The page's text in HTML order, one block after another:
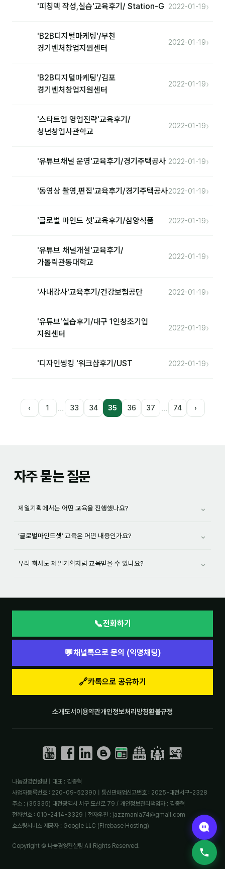
문서자료실
1:1 문의
자주 묻는 질문
'피칭덱 작성,실습'교육후기/ Station-G 2022-01-19›
'B2B디지털마케팅'/부천
경기벤처창업지원센터
2022-01-19›
'B2B디지털마케팅'/김포
경기벤처창업지원센터
2022-01-19›
'스타트업 영업전략'교육후기/
청년창업사관학교
2022-01-19›
'유튜브채널 운영'교육후기/경기주택공사 2022-01-19›
'동영상 촬영,편집'교육후기/경기주택공사2022-01-19›
'글로벌 마인드 셋'교육후기/삼양식품 2022-01-19›
'유튜브 채널개설'교육후기/
가톨릭관동대학교
2022-01-19›
'사내강사'교육후기/건강보험공단 2022-01-19›
'유튜브'실습후기/대구 1인창조기업
지원센터
2022-01-19›
'디자인씽킹 '워크샵후기/UST 2022-01-19›
‹ 1 … 33 34 35 36 37 … 74 ›
자주 묻는 질문
제일기획에서는 어떤 교육을 진행했나요? ⌄
‘글로벌마인드셋’ 교육은 어떤 내용인가요? ⌄
우리 회사도 제일기획처럼 교육받을 수 있나요? ⌄
📞전화하기
💬채널톡으로 문의 (익명채팅)
🔗카톡으로 공유하기
소개도서이용약관개인정보처리방침환불규정
나눔경영컨설팅 | 대표 : 김종혁
사업자등록번호 : 220-09-52390 | 통신판매업신고번호 : 2025-대전서구-2328
주소 : (35335) 대전광역시 서구 도산로 79 / 개인정보관리책임자 : 김종혁
전화번호 : 010-2414-3329 | 전자우편 : jazzmania74@gmail.com
호스팅서비스 제공자 : Google LLC (Firebase Hosting)
Copyright © 나눔경영컨설팅 All Rights Reserved.